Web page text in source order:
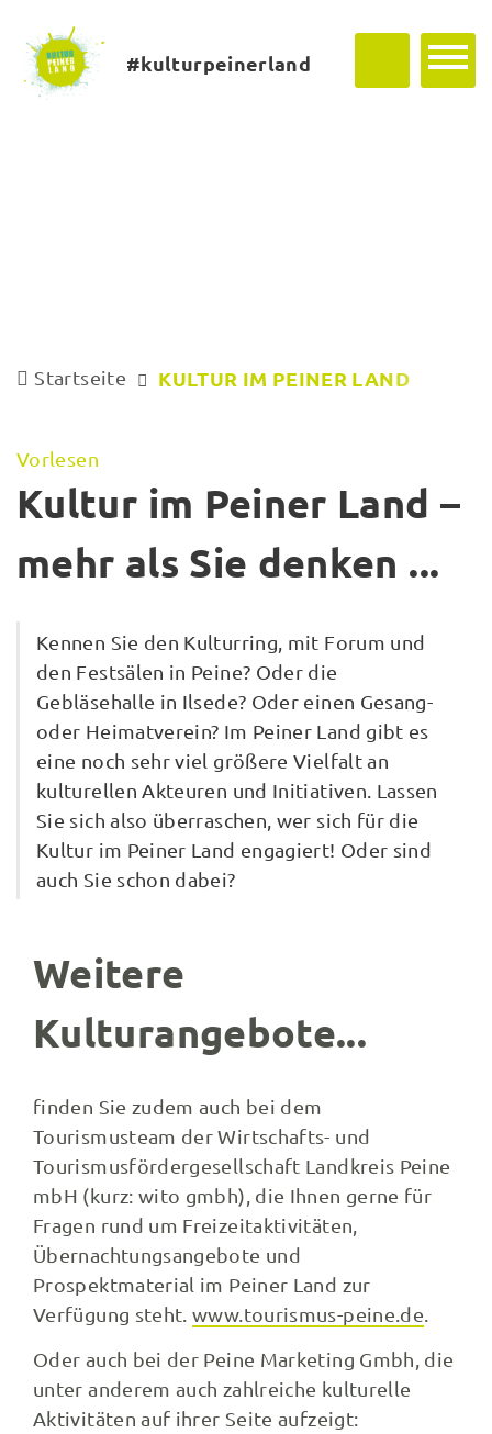
#kulturpeinerland
Startseite KULTUR IM PEINER LAND
Vorlesen
Kultur im Peiner Land –
mehr als Sie denken ...
Kennen Sie den Kulturring, mit Forum und
den Festsälen in Peine? Oder die
Gebläsehalle in Ilsede? Oder einen Gesang-
oder Heimatverein? Im Peiner Land gibt es
eine noch sehr viel größere Vielfalt an
kulturellen Akteuren und Initiativen. Lassen
Sie sich also überraschen, wer sich für die
Kultur im Peiner Land engagiert! Oder sind
auch Sie schon dabei?
Weitere
Kulturangebote...
finden Sie zudem auch bei dem
Tourismusteam der Wirtschafts- und
Tourismusfördergesellschaft Landkreis Peine
mbH (kurz: wito gmbh), die Ihnen gerne für
Fragen rund um Freizeitaktivitäten,
Übernachtungsangebote und
Prospektmaterial im Peiner Land zur
Verfügung steht.www.tourismus-peine.de
Oder auch bei der Peine Marketing Gmbh, die
unter anderem auch zahlreiche kulturelle
Aktivitäten auf ihrer Seite aufzeigt: